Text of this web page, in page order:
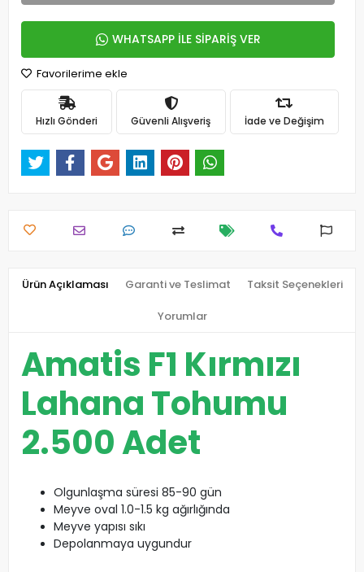
WHATSAPP İLE SİPARİŞ VER
Favorilerime ekle
Hızlı Gönderi Güvenli Alışveriş İade ve Değişim
Ürün Açıklaması Garanti ve Teslimat Taksit Seçenekleri
Yorumlar
Amatis F1 Kırmızı
Lahana Tohumu
2.500 Adet
Olgunlaşma süresi 85-90 gün
Meyve oval 1.0-1.5 kg ağırlığında
Meyve yapısı sıkı
Depolanmaya uygundur